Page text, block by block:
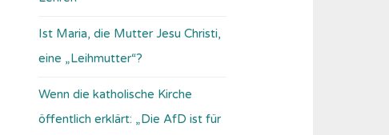
Ist Maria, die Mutter Jesu Christi,
eine „Leihmutter“?
Wenn die katholische Kirche
öffentlich erklärt: „Die AfD ist für